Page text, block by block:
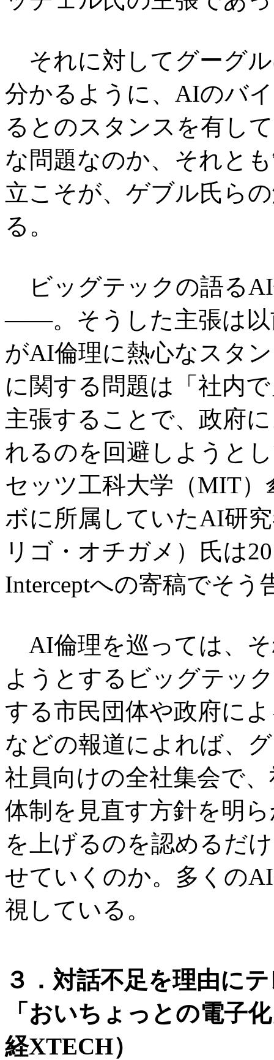
それに対してグーグ
分かるように、AIのバ
るとのスタンスを有し
な問題なのか、それと
立こそが、ゲブル氏ら
る。
ビッグテックの語る
――。そうした主張は以
がAI倫理に熱心なスタ
に関する問題は「社内
主張することで、政府
れるのを回避しようと
セッツ工科大学（MIT
ボに所属していたAI研
リゴ・オチガメ）氏は
Interceptへの寄稿でそう
AI倫理を巡っては、
ようとするビッグテッ
する市民団体や政府に
などの報道によれば、
社員向けの全社集会で
体制を見直す方針を明
を上げるのを認めるだ
せていくのか。多くの
視している。
３．対話不足を理由に
「おいちょっとの電子
経XTECH）